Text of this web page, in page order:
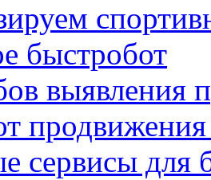
быстробот
выявления
сервисы для